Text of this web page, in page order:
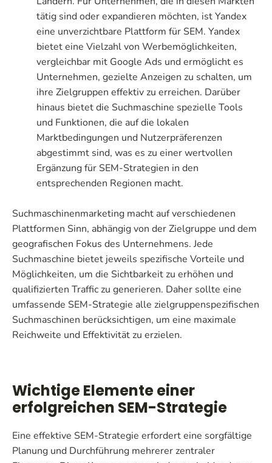
tätig sind oder expandieren möchten, ist Yandex
eine unverzichtbare Plattform für SEM. Yandex
bietet eine Vielzahl von Werbemöglichkeiten,
vergleichbar mit Google Ads und ermöglicht es
Unternehmen, gezielte Anzeigen zu schalten, um
ihre Zielgruppen effektiv zu erreichen. Darüber
hinaus bietet die Suchmaschine spezielle Tools
und Funktionen, die auf die lokalen
Marktbedingungen und Nutzerpräferenzen
abgestimmt sind, was es zu einer wertvollen
Ergänzung für SEM-Strategien in den
entsprechenden Regionen macht.
Suchmaschinenmarketing macht auf verschiedenen
Plattformen Sinn, abhängig von der Zielgruppe und dem
geografischen Fokus des Unternehmens. Jede
Suchmaschine bietet jeweils spezifische Vorteile und
Möglichkeiten, um die Sichtbarkeit zu erhöhen und
qualifizierten Traffic zu generieren. Daher sollte eine
umfassende SEM-Strategie alle zielgruppenspezifischen
Suchmaschinen berücksichtigen, um eine maximale
Reichweite und Effektivität zu erzielen.
Wichtige Elemente einer
erfolgreichen SEM-Strategie
Eine effektive SEM-Strategie erfordert eine sorgfältige
Planung und Durchführung mehrerer zentraler